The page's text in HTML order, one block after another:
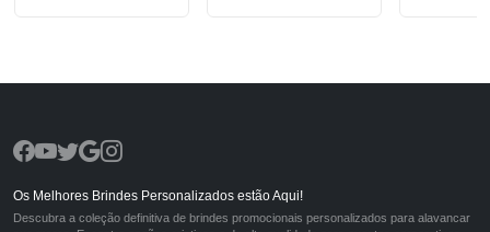
Os Melhores Brindes Personalizados estão Aqui!
Descubra a coleção definitiva de brindes promocionais personalizados para alavancar